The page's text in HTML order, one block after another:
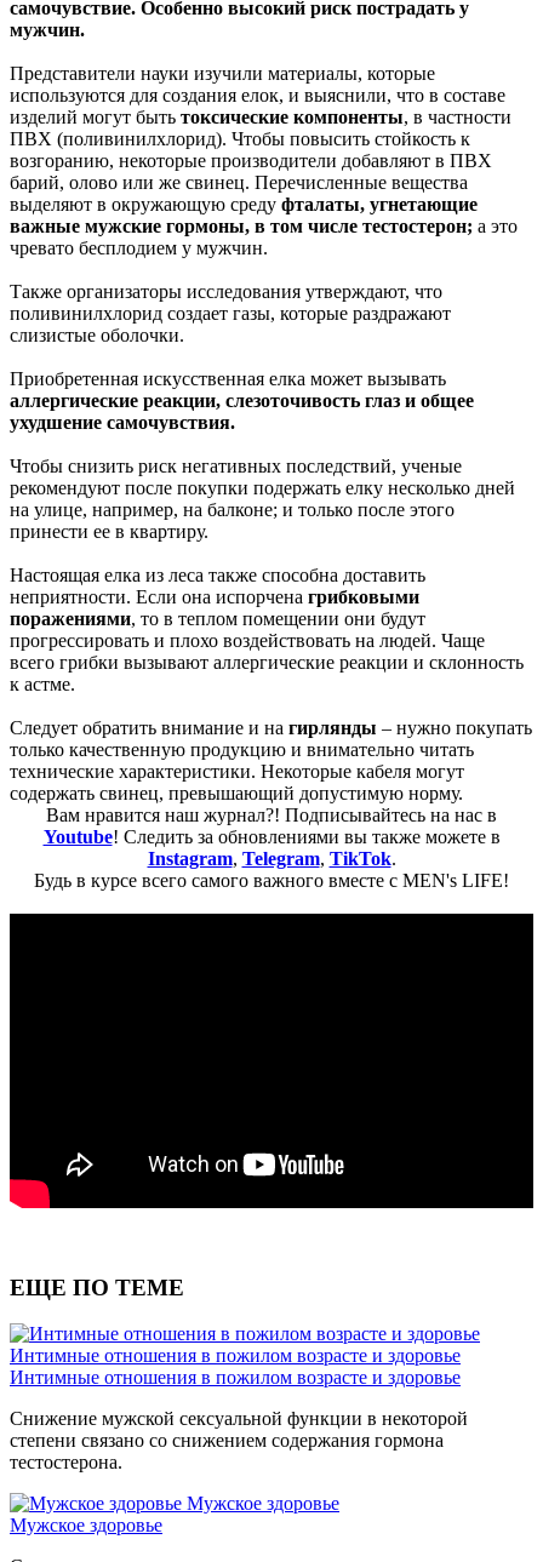
самочувствие. Особенно высокий риск пострадать у
мужчин.
Представители науки изучили материалы, которые
используются для создания елок, и выяснили, что в составе
изделий могут быть токсические компоненты, в частности
ПВХ (поливинилхлорид). Чтобы повысить стойкость к
возгоранию, некоторые производители добавляют в ПВХ
барий, олово или же свинец. Перечисленные вещества
выделяют в окружающую среду фталаты, угнетающие
важные мужские гормоны, в том числе тестостерон; а это
чревато бесплодием у мужчин.
Также организаторы исследования утверждают, что
поливинилхлорид создает газы, которые раздражают
слизистые оболочки.
Приобретенная искусственная елка может вызывать
аллергические реакции, слезоточивость глаз и общее
ухудшение самочувствия.
Чтобы снизить риск негативных последствий, ученые
рекомендуют после покупки подержать елку несколько дней
на улице, например, на балконе; и только после этого
принести ее в квартиру.
Настоящая елка из леса также способна доставить
неприятности. Если она испорчена грибковыми
поражениями, то в теплом помещении они будут
прогрессировать и плохо воздействовать на людей. Чаще
всего грибки вызывают аллергические реакции и склонность
к астме.
Следует обратить внимание и на гирлянды – нужно покупать
только качественную продукцию и внимательно читать
технические характеристики. Некоторые кабеля могут
содержать свинец, превышающий допустимую норму.
Вам нравится наш журнал?! Подписывайтесь на нас в
Youtube! Следить за обновлениями вы также можете в
Instagram, Telegram, TikTok.
Будь в курсе всего самого важного вместе с MEN's LIFE!
ЕЩЕ ПО ТЕМЕ
Интимные отношения в пожилом возрасте и здоровье
Интимные отношения в пожилом возрасте и здоровье
Снижение мужской сексуальной функции в некоторой
степени связано со снижением содержания гормона
тестостерона.
Мужское здоровье
Мужское здоровье